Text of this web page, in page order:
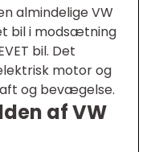
almindelige VW
bil i modsætning
bil. Det
motor og
og bevægelse.
af VW